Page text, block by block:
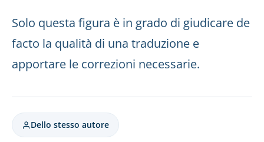
Solo questa figura è in grado di giudicare de
facto la qualità di una traduzione e
apportare le correzioni necessarie.
Dello stesso autore